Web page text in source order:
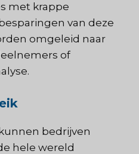
met krappe
van deze
omgeleid naar
of
bedrijven
hele wereld